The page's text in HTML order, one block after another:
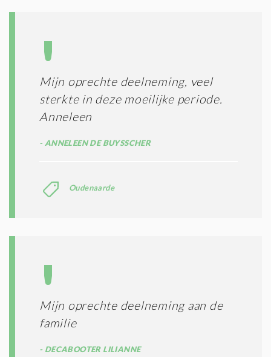
Mijn oprechte deelneming, veel
sterkte in deze moeilijke periode.
Anneleen
ANNELEEN DE BUYSSCHER
Oudenaarde
Mijn oprechte deelneming aan de
familie
DECABOOTER LILIANNE